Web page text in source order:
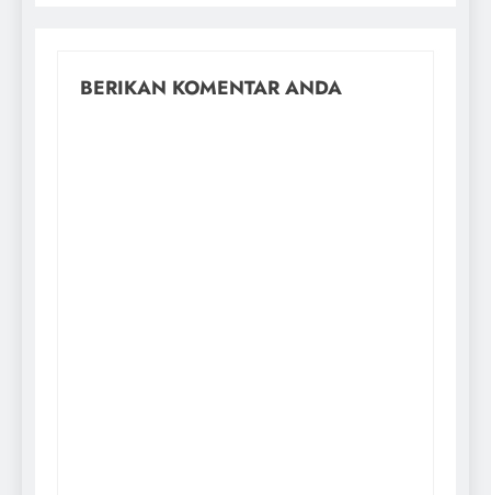
BERIKAN KOMENTAR ANDA